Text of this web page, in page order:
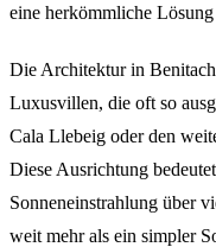
eine herkömmliche
Die Architektur in
Luxusvillen, die oft so
Cala Llebeig oder den
Diese Ausrichtung
Sonneneinstrahlung über
weit mehr als ein simpler